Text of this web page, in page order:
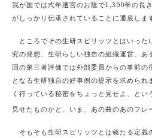
我が国では式年遷宮のお陰で1,300年の長
がしっかり伝承されていることに通底しま
ところでその生研スピリッツとはいった
究の発想、生研らしい独自の組織運営、
回の第三者評価では外部委員からの事前
となる生研独自の好事例の提示を求めら
く行っている秘密をちょっと見せよ、と
見せたものかと、いま、あの曲のあのフレ
そもそも生研スピリッツとは確たる定義